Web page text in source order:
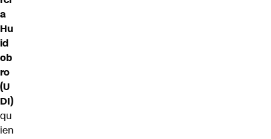
a
Hu
id
ob
ro
(U
DI)
qu
ien